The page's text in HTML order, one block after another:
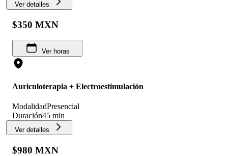
Ver detalles
$350 MXN
Ver horas
Auriculoterapia + Electroestimulación
ModalidadPresencial
Duración45 min
Ver detalles
$980 MXN